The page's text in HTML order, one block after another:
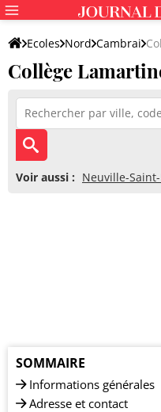
Ecoles Nord Cambrai
Collège
Voir aussi : Neuville-
SOMMAIRE
Informations générales
Adresse et contact